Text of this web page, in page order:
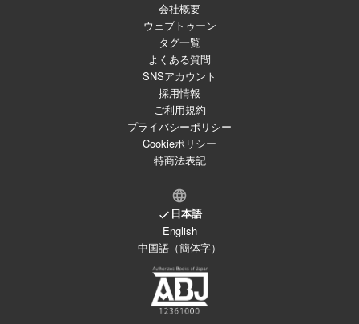
会社概要
ウェブトゥーン
タグ一覧
よくある質問
SNSアカウント
採用情報
ご利用規約
プライバシーポリシー
Cookieポリシー
特商法表記
日本語
English
中国語（簡体字）